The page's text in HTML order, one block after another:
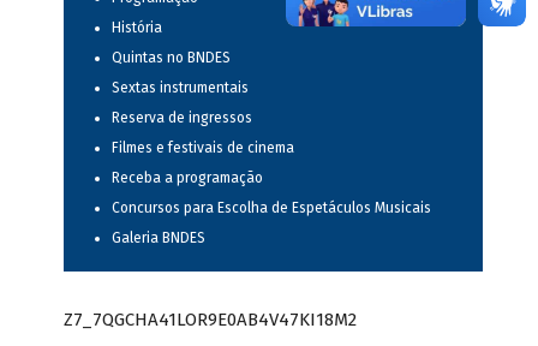
História
Quintas no BNDES
Sextas instrumentais
Reserva de ingressos
Filmes e festivais de cinema
Receba a programação
Concursos para Escolha de Espetáculos Musicais
Galeria BNDES
Z7_7QGCHA41LOR9E0AB4V47KI18M2